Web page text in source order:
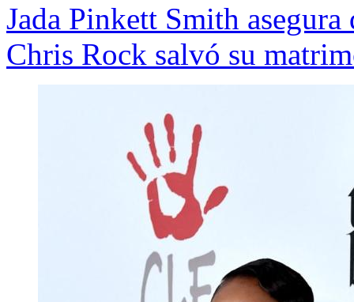
Jada Pinkett Smith
Chris Rock salvó su